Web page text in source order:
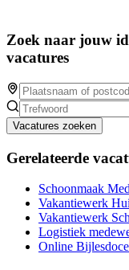
Zoek naar jouw
vacatures
Vacatures zoeken
Gerelateerde
Schoonmaak
Vakantiewerk
Vakantiewerk
Logistiek
Online